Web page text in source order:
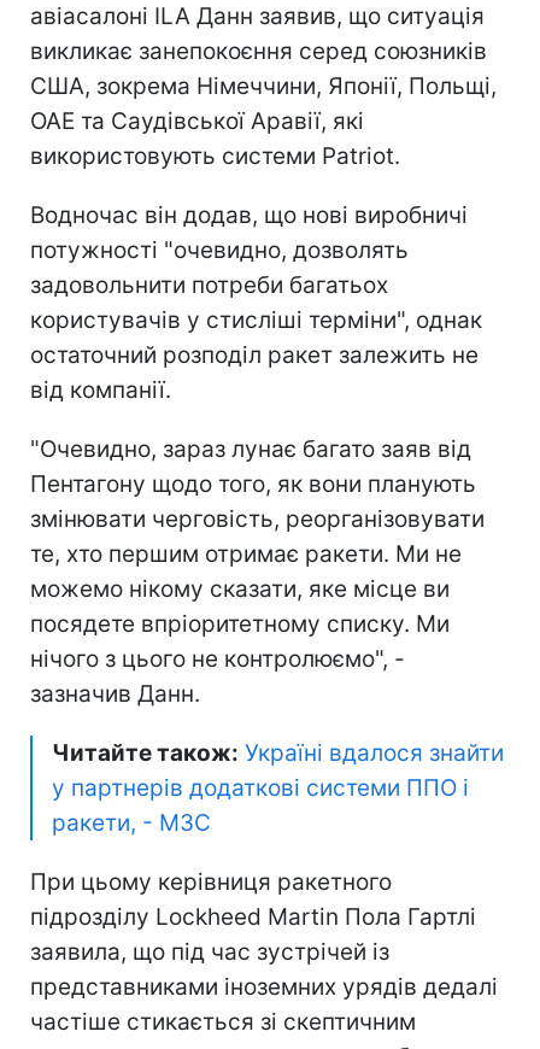
авіасалоні ILA Данн заявив, що ситуація
викликає занепокоєння серед союзників
США, зокрема Німеччини, Японії, Польщі,
ОАЕ та Саудівської Аравії, які
використовують системи Patriot.
Водночас він додав, що нові виробничі
потужності "очевидно, дозволять
задовольнити потреби багатьох
користувачів у стисліші терміни", однак
остаточний розподіл ракет залежить не
від компанії.
"Очевидно, зараз лунає багато заяв від
Пентагону щодо того, як вони планують
змінювати черговість, реорганізовувати
те, хто першим отримає ракети. Ми не
можемо нікому сказати, яке місце ви
посядете впріоритетному списку. Ми
нічого з цього не контролюємо", -
зазначив Данн.
Читайте також: Україні вдалося знайти
у партнерів додаткові системи ППО і
ракети, - МЗС
При цьому керівниця ракетного
підрозділу Lockheed Martin Пола Гартлі
заявила, що під час зустрічей із
представниками іноземних урядів дедалі
частіше стикається зі скептичним